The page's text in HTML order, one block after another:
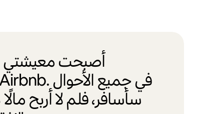
سأسافر، فلم لا أربح